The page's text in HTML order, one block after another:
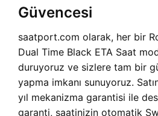
Güvencesi
saatport.com olarak, her bir
Dual Time Black ETA Saat
duruyoruz ve sizlere tam bir
yapma imkanı sunuyoruz.
yıl mekanizma garantisi ile
garanti, saatinizin otomatik